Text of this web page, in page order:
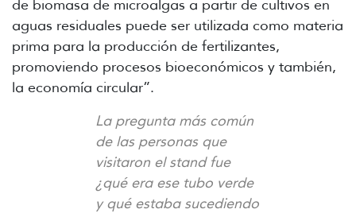
de biomasa de microalgas a partir de cultivos en
aguas residuales puede ser utilizada como materia
prima para la producción de fertilizantes,
promoviendo procesos bioeconómicos y también,
la economía circular”.
La pregunta más común
de las personas que
visitaron el stand fue
¿qué era ese tubo verde
y qué estaba sucediendo